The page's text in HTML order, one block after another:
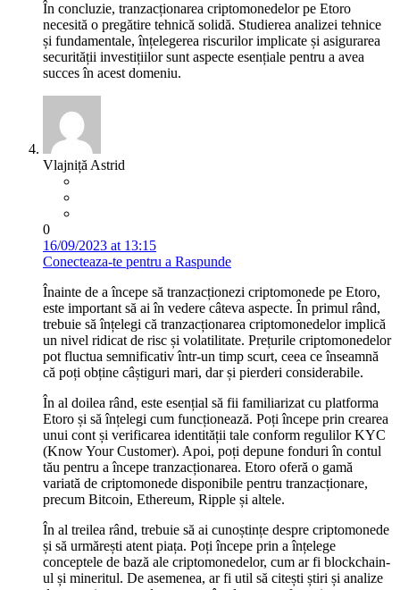
În concluzie, tranzacționarea criptomonedelor pe Etoro
necesită o pregătire tehnică solidă. Studierea analizei tehnice
și fundamentale, înțelegerea riscurilor implicate și asigurarea
securității investițiilor sunt aspecte esențiale pentru a avea
succes în acest domeniu.
Vlajniță Astrid
0
16/09/2023 at 13:15
Conecteaza-te pentru a Raspunde
Înainte de a începe să tranzacționezi criptomonede pe Etoro,
este important să ai în vedere câteva aspecte. În primul rând,
trebuie să înțelegi că tranzacționarea criptomonedelor implică
un nivel ridicat de risc și volatilitate. Prețurile criptomonedelor
pot fluctua semnificativ într-un timp scurt, ceea ce înseamnă
că poți obține câștiguri mari, dar și pierderi considerabile.
În al doilea rând, este esențial să fii familiarizat cu platforma
Etoro și să înțelegi cum funcționează. Poți începe prin crearea
unui cont și verificarea identității tale conform regulilor KYC
(Know Your Customer). Apoi, poți depune fonduri în contul
tău pentru a începe tranzacționarea. Etoro oferă o gamă
variată de criptomonede disponibile pentru tranzacționare,
precum Bitcoin, Ethereum, Ripple și altele.
În al treilea rând, trebuie să ai cunoștințe despre criptomonede
și să urmărești atent piața. Poți începe prin a înțelege
conceptele de bază ale criptomonedelor, cum ar fi blockchain-
ul și mineritul. De asemenea, ar fi util să citești știri și analize